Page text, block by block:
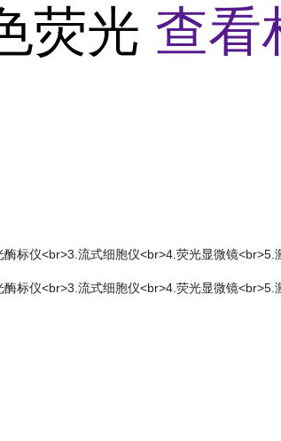
荧光 查看
标仪<br>3.流式细胞仪<br>4.荧光显微镜<br>5.
标仪<br>3.流式细胞仪<br>4.荧光显微镜<br>5.